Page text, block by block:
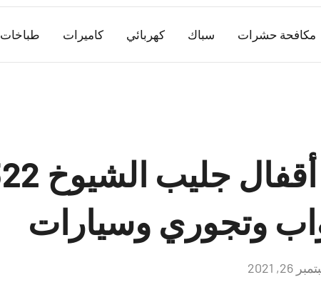
الكويت
منصة
اذاعية
مكافحة حشرات سباك كهربائي كاميرات طباخات
وتجوري وسيارات
26, 2021